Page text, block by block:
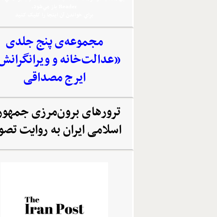
مجموعه‌‌ی پنج جلدی
«عدالت‌خانه و
ایرج مصداقی
ترورهای برون‌مرزی
اسلامی ایران به روایت